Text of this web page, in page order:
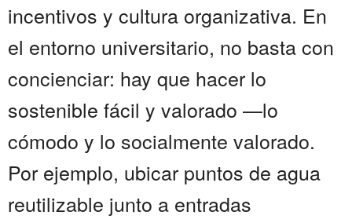
incentivos y cultura organizativa. En
el entorno universitario, no basta con
concienciar: hay que hacer lo
sostenible fácil y valorado —lo
cómodo y lo socialmente valorado.
Por ejemplo, ubicar puntos de agua
reutilizable junto a entradas